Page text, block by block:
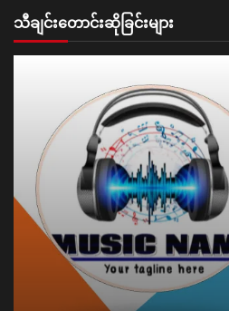
သီချင်းတောင်းဆိုခြင်းများ